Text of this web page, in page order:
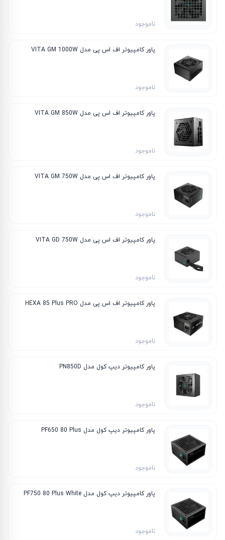
ناموجود
پاور کامپیوتر اف اس پی مدل VITA GM 1000W
ناموجود
پاور کامپیوتر اف اس پی مدل VITA GM 850W
ناموجود
پاور کامپیوتر اف اس پی مدل VITA GM 750W
ناموجود
پاور کامپیوتر اف اس پی مدل VITA GD 750W
ناموجود
پاور کامپیوتر اف اس پی مدل HEXA 85 Plus PRO
ناموجود
پاور کامپیوتر دیپ کول مدل PN850D
ناموجود
پاور کامپیوتر دیپ کول مدل PF650 80 Plus
ناموجود
پاور کامپیوتر دیپ کول مدل PF750 80 Plus White
ناموجود